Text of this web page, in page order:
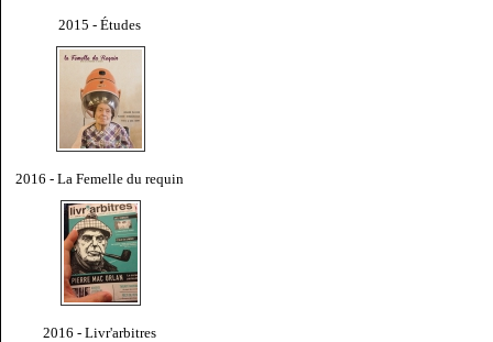
2015 - Études
2016 - La Femelle du requin
2016 - Livr'arbitres